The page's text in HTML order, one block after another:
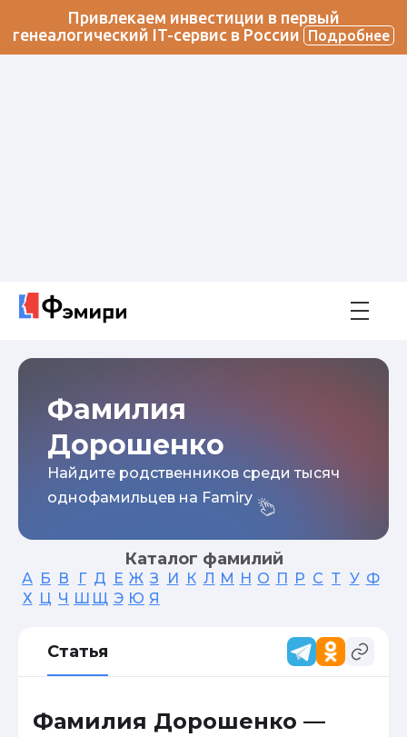
Привлекаем инвестиции в первый
генеалогический IT-сервис в России
Подробнее
Фамилия
Дорошенко
Найдите родственников среди тысяч
однофамильцев на Famiry
Каталог фамилий
А Б В Г Д Е Ж З И К Л М Н О П Р С Т У Ф
Х Ц Ч Ш Щ Э Ю Я
Статья
Фамилия Дорошенко —